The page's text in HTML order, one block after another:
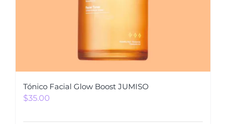
Tónico Facial Glow Boost JUMISO
$35.00